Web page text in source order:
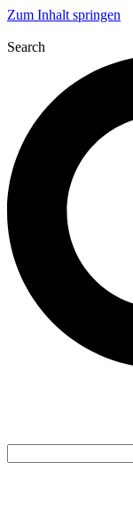
Zum Inhalt springen
Search